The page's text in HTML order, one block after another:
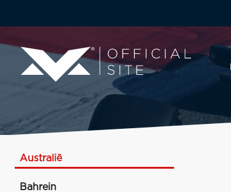
Australië
Bahrein